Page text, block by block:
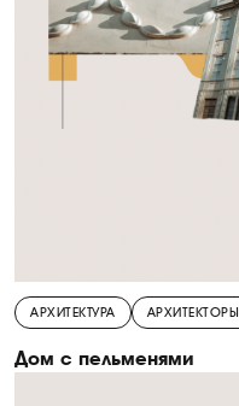
АРХИТЕКТУРА АРХИТЕКТОРЫ
Дом с пельменями